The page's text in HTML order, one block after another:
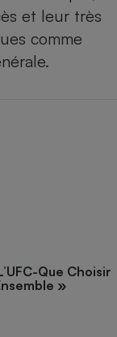
et leur très
comme
Que Choisir
»